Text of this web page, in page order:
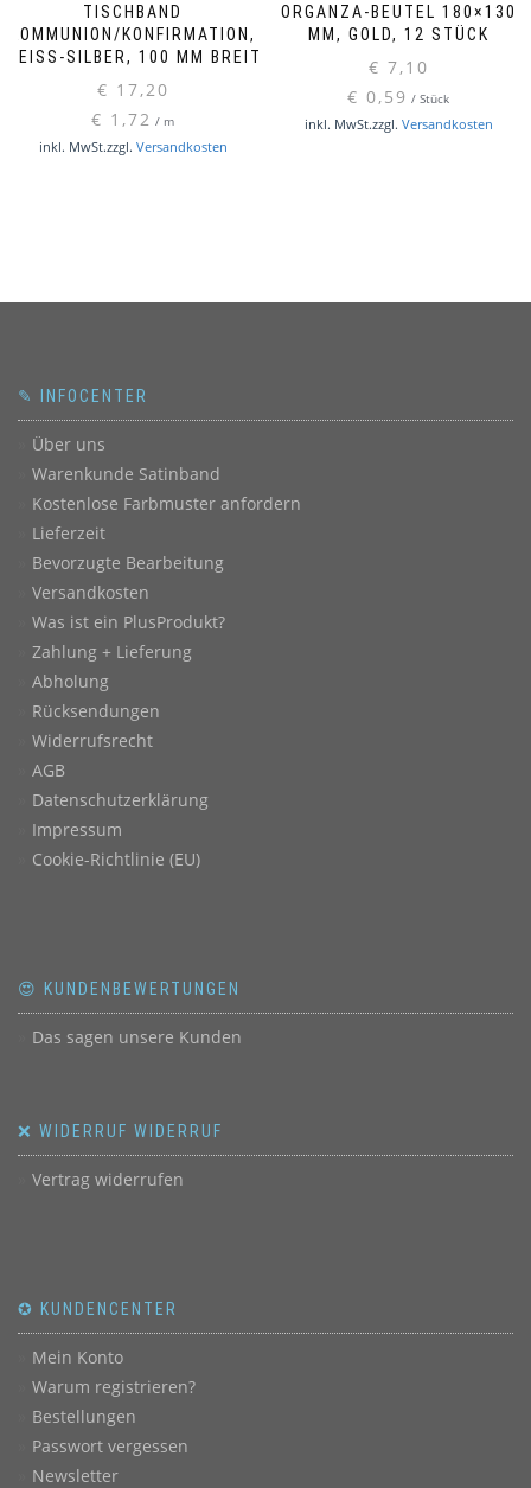
TISCHBAND
KOMMUNION/KONFIRMATION,
WEISS-SILBER, 100 MM BREIT
€ 17,20
€ 1,72 / m
inkl. MwSt.zzgl. Versandkosten
ORGANZA-BEUTEL 180×130
MM, GOLD, 12 STÜCK
€ 7,10
€ 0,59 / Stück
inkl. MwSt.zzgl. Versandkosten
✎ INFOCENTER
Über uns
Warenkunde Satinband
Kostenlose Farbmuster anfordern
Lieferzeit
Bevorzugte Bearbeitung
Versandkosten
Was ist ein PlusProdukt?
Zahlung + Lieferung
Abholung
Rücksendungen
Widerrufsrecht
AGB
Datenschutzerklärung
Impressum
Cookie-Richtlinie (EU)
😍 KUNDENBEWERTUNGEN
Das sagen unsere Kunden
❌ WIDERRUF WIDERRUF
Vertrag widerrufen
✪ KUNDENCENTER
Mein Konto
Warum registrieren?
Bestellungen
Passwort vergessen
Newsletter